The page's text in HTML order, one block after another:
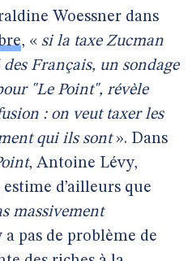
Woessner dans
, « si la taxe Zucman
Français, un sondage
"Le Point", révèle
: on veut taxer les
qui ils sont». Dans
, Antoine Lévy,
d’ailleurs que
massivement
a pas de problème de